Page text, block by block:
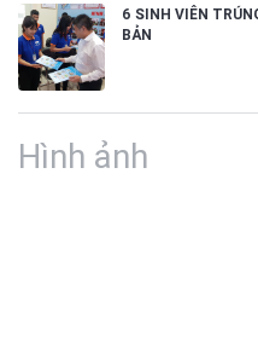
6 SINH VIÊN
BẢN
Hình ảnh